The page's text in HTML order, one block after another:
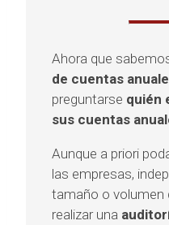
Ahora que
de cuentas
preguntarse quién
sus cuentas
Aunque a priori
las empresas,
tamaño o volumen
realizar una